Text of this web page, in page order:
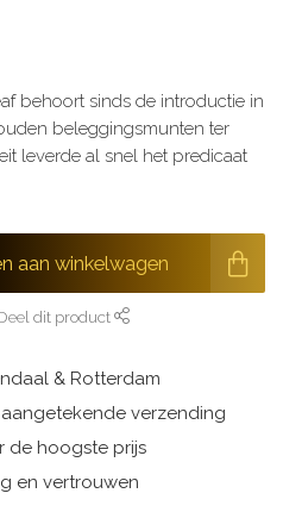
behoort sinds de introductie in
beleggingsmunten ter
leverde al snel het predicaat
aan winkelwagen
dit product
& Rotterdam
verzending
de hoogste prijs
en vertrouwen